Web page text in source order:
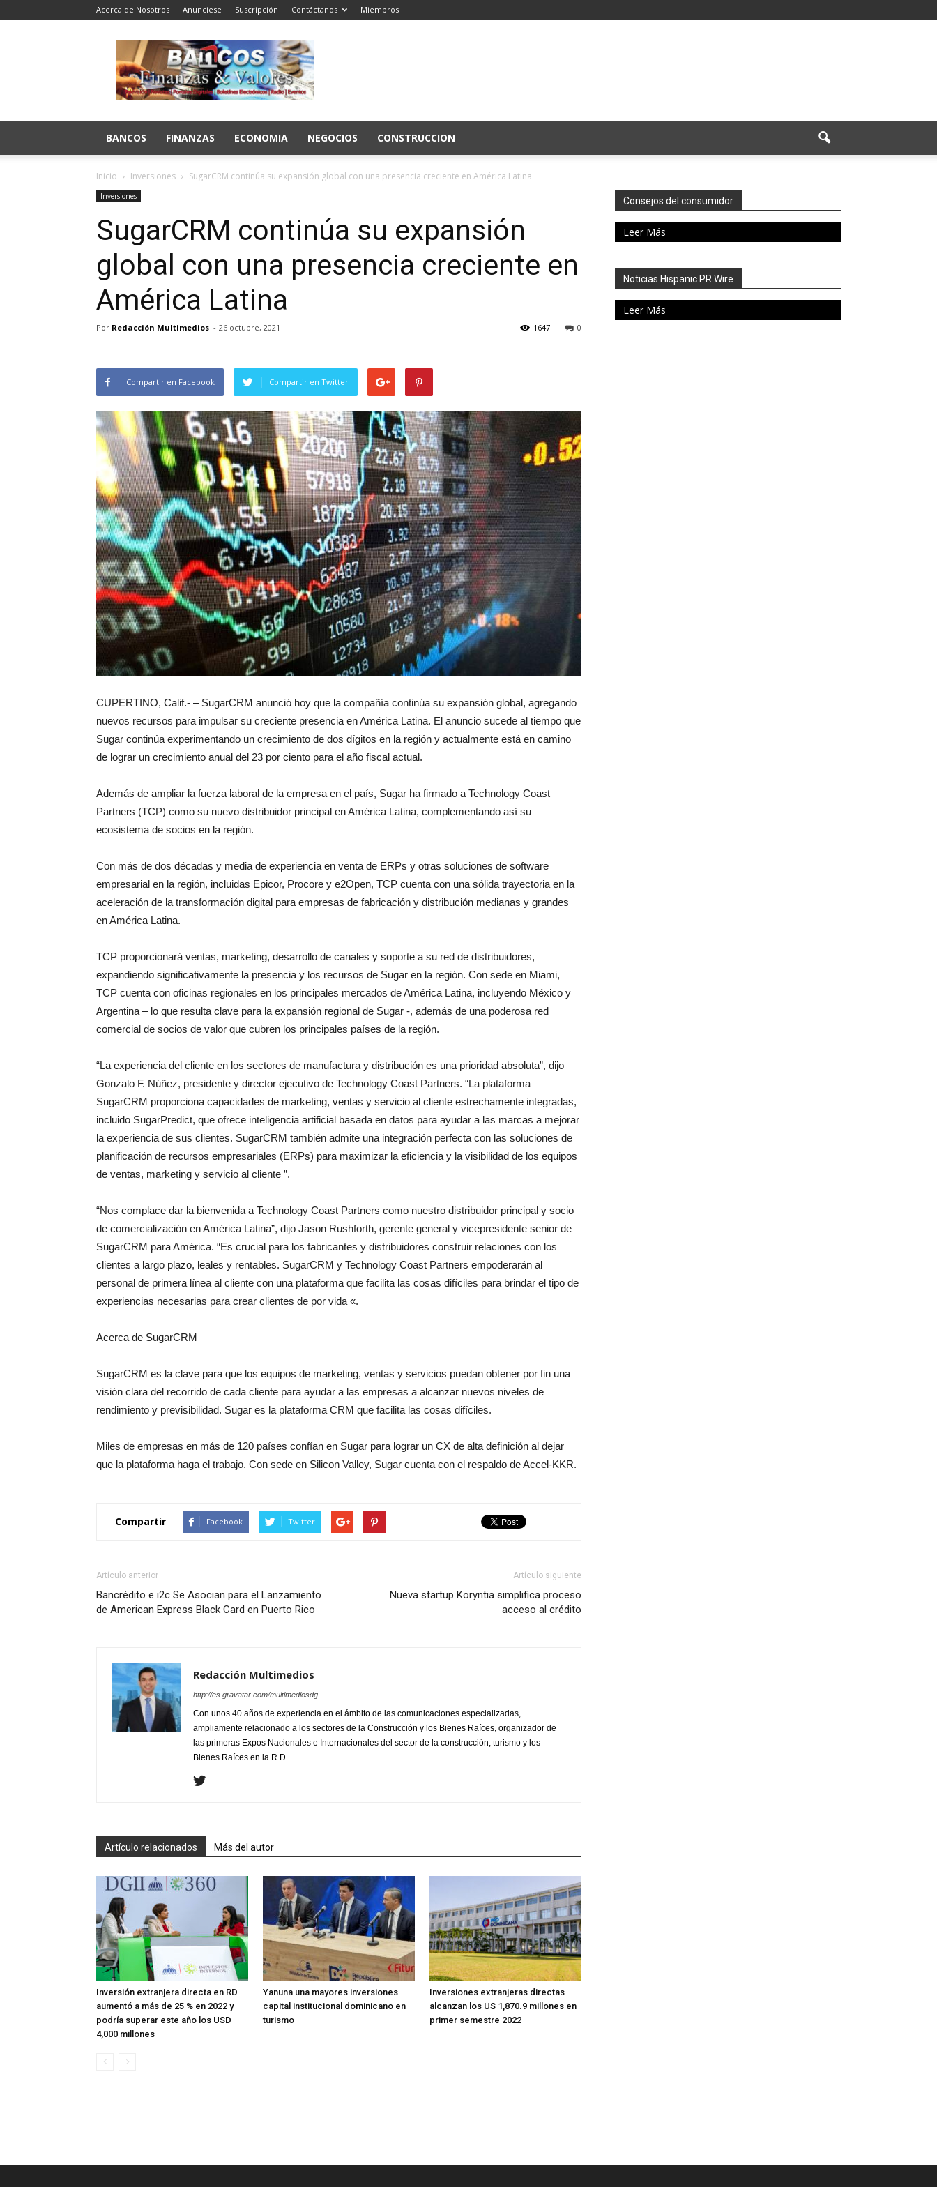
Acerca de Nosotros Anunciese Suscripción Contáctanos Miembros
Bancos
Finanzas
y
Valores
BANCOS FINANZAS ECONOMIA NEGOCIOS CONSTRUCCION
Inicio Inversiones SugarCRM continúa su expansión global con una presencia creciente en América Latina
Inversiones
SugarCRM continúa su expansión
global con una presencia creciente en
América Latina
Por Redacción Multimedios - 26 octubre, 2021 0
1647
Compartir en Facebook Compartir en Twitter
CUPERTINO, Calif.- – SugarCRM anunció hoy que la compañía continúa su expansión global, agregando
nuevos recursos para impulsar su creciente presencia en América Latina. El anuncio sucede al tiempo que
Sugar continúa experimentando un crecimiento de dos dígitos en la región y actualmente está en camino
de lograr un crecimiento anual del 23 por ciento para el año fiscal actual.
Además de ampliar la fuerza laboral de la empresa en el país, Sugar ha firmado a Technology Coast
Partners (TCP) como su nuevo distribuidor principal en América Latina, complementando así su
ecosistema de socios en la región.
Con más de dos décadas y media de experiencia en venta de ERPs y otras soluciones de software
empresarial en la región, incluidas Epicor, Procore y e2Open, TCP cuenta con una sólida trayectoria en la
aceleración de la transformación digital para empresas de fabricación y distribución medianas y grandes
en América Latina.
TCP proporcionará ventas, marketing, desarrollo de canales y soporte a su red de distribuidores,
expandiendo significativamente la presencia y los recursos de Sugar en la región. Con sede en Miami,
TCP cuenta con oficinas regionales en los principales mercados de América Latina, incluyendo México y
Argentina – lo que resulta clave para la expansión regional de Sugar -, además de una poderosa red
comercial de socios de valor que cubren los principales países de la región.
“La experiencia del cliente en los sectores de manufactura y distribución es una prioridad absoluta”, dijo
Gonzalo F. Núñez, presidente y director ejecutivo de Technology Coast Partners. “La plataforma
SugarCRM proporciona capacidades de marketing, ventas y servicio al cliente estrechamente integradas,
incluido SugarPredict, que ofrece inteligencia artificial basada en datos para ayudar a las marcas a mejorar
la experiencia de sus clientes. SugarCRM también admite una integración perfecta con las soluciones de
planificación de recursos empresariales (ERPs) para maximizar la eficiencia y la visibilidad de los equipos
de ventas, marketing y servicio al cliente ”.
“Nos complace dar la bienvenida a Technology Coast Partners como nuestro distribuidor principal y socio
de comercialización en América Latina”, dijo Jason Rushforth, gerente general y vicepresidente senior de
SugarCRM para América. “Es crucial para los fabricantes y distribuidores construir relaciones con los
clientes a largo plazo, leales y rentables. SugarCRM y Technology Coast Partners empoderarán al
personal de primera línea al cliente con una plataforma que facilita las cosas difíciles para brindar el tipo de
experiencias necesarias para crear clientes de por vida «.
Acerca de SugarCRM
SugarCRM es la clave para que los equipos de marketing, ventas y servicios puedan obtener por fin una
visión clara del recorrido de cada cliente para ayudar a las empresas a alcanzar nuevos niveles de
rendimiento y previsibilidad. Sugar es la plataforma CRM que facilita las cosas difíciles.
Miles de empresas en más de 120 países confían en Sugar para lograr un CX de alta definición al dejar
que la plataforma haga el trabajo. Con sede en Silicon Valley, Sugar cuenta con el respaldo de Accel-KKR.
Compartir Facebook Twitter
Artículo anterior
Bancrédito e i2c Se Asocian para el Lanzamiento
de American Express Black Card en Puerto Rico
Artículo siguiente
Nueva startup Koryntia simplifica proceso
acceso al crédito
Redacción Multimedios
http://es.gravatar.com/multimediosdg
Con unos 40 años de experiencia en el ámbito de las comunicaciones especializadas,
ampliamente relacionado a los sectores de la Construcción y los Bienes Raíces, organizador de
las primeras Expos Nacionales e Internacionales del sector de la construcción, turismo y los
Bienes Raíces en la R.D.
Artículo relacionados Más del autor
Inversión extranjera directa en RD
aumentó a más de 25 % en 2022 y
podría superar este año los USD
4,000 millones
Yanuna una mayores inversiones
capital institucional dominicano en
turismo
Inversiones extranjeras directas
alcanzan los US 1,870.9 millones en
primer semestre 2022
Consejos del consumidor
Leer Más
Noticias Hispanic PR Wire
Leer Más